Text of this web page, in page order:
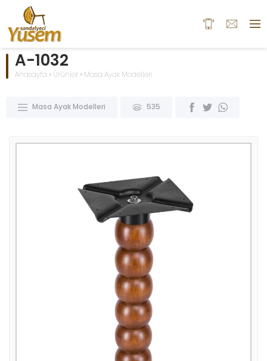
A-1032
Anasayfa » Ürünler » Masa Ayak Modelleri
Masa Ayak Modelleri 535